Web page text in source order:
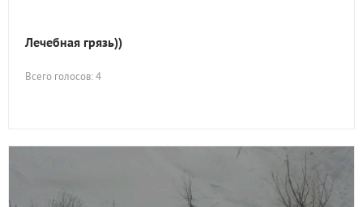
Лечебная грязь))
Всего голосов: 4